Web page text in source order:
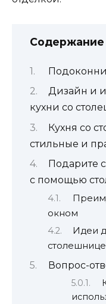
Содержание
Дизайн и
кухни со
Кухня со
стильные и
Подарите
с помощью
окном
Идеи
Вопрос-